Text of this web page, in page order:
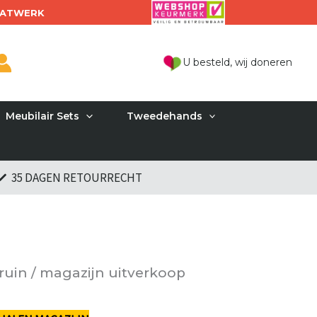
U besteld, wij doneren
Meubilair Sets Tweedehands
35 DAGEN RETOURRECHT
/ magazijn uitverkoop